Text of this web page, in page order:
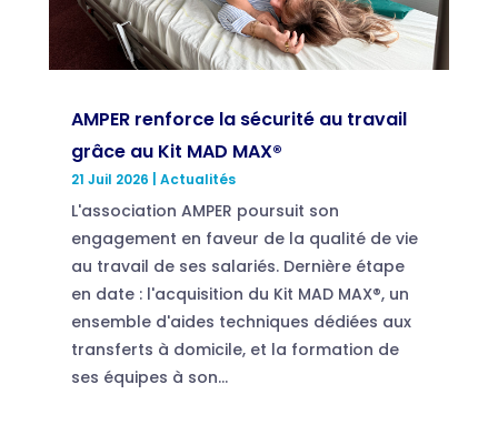
AMPER renforce la sécurité au travail
grâce au Kit MAD MAX®
21 Juil 2026 Actualités
L'association AMPER poursuit son
engagement en faveur de la qualité de vie
au travail de ses salariés. Dernière étape
en date : l'acquisition du Kit MAD MAX®, un
ensemble d'aides techniques dédiées aux
transferts à domicile, et la formation de
ses équipes à son...